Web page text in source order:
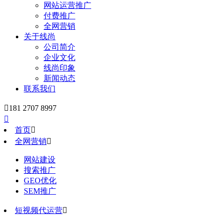
网站运营推广
付费推广
全网营销
关于线尚
公司简介
企业文化
线尚印象
新闻动态
联系我们
181 2707 8997

首页
全网营销
网站建设
搜索推广
GEO优化
SEM推广
短视频代运营